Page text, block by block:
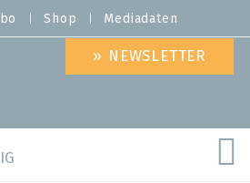
Shop Mediadaten
» NEWSLETTER